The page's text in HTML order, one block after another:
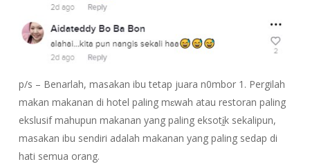
p/s – Benarlah, masakan ibu tetap juara n0mbor 1. Pergilah
makan makanan di hotel paling mɛwah atau restoran paling
ekslusif mahupun makanan yang paling eksotḭk sekalipun,
masakan ibu sendiri adalah makanan yang paling sedap di
hati semua orang.